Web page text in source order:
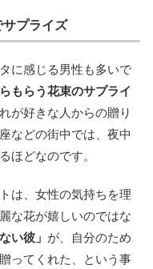
プライズ
に感じる男性も多いで
もらう花束のサプライ
が好きな人からの贈り
などの街中では、夜中
ほどなのです。
は、女性の気持ちを理
な花が嬉しいのではな
い彼」 が、自分のため
ってくれた、という事